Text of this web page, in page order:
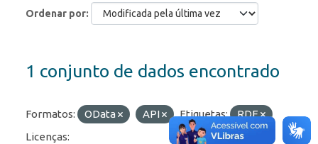
Ordenar por
1 conjunto de dados encontrado
Formatos: OData API Etiquetas:
RDE
Licenças: